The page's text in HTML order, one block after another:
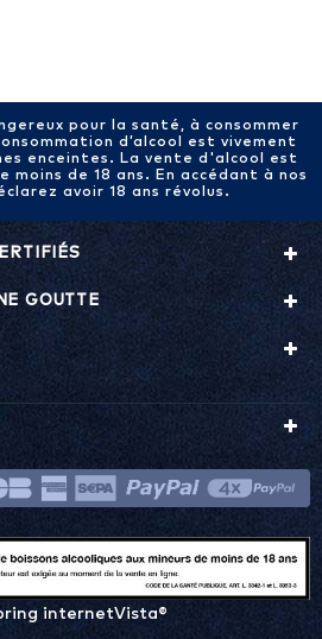
pour la santé, à consommer
d’alcool est vivement
enceintes. La vente d'alcool est
moins de 18 ans. En accédant à nos
avoir 18 ans révolus.
GOUTTE
internetVista®